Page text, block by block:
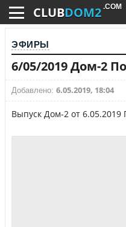
CLUBDOM2 .COM
ЭФИРЫ
6/05/2019 Дом-2
Добавлено: 6.05.2019, 18:04
Выпуск Дом-2 от 6.05.2019